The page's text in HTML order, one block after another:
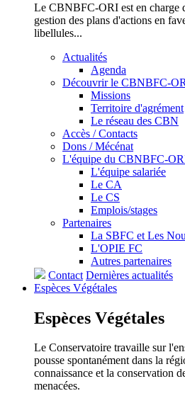
Le CBNBFC-ORI est en charge
gestion des plans d'actions en
libellules...
Actualités
Agenda
Découvrir le CBNBFC-
Missions
Territoire d'agrément
Le réseau des CBN
Accès / Contacts
Dons / Mécénat
L'équipe du CBNBFC-
L'équipe salariée
Le CA
Le CS
Emplois/stages
Partenaires
La SBFC et Les
L'OPIE FC
Autres partenaires
Contact Dernières actualités
Espèces Végétales
Espèces Végétales
Le Conservatoire travaille sur
pousse spontanément dans la
connaissance et la conservation
menacées.